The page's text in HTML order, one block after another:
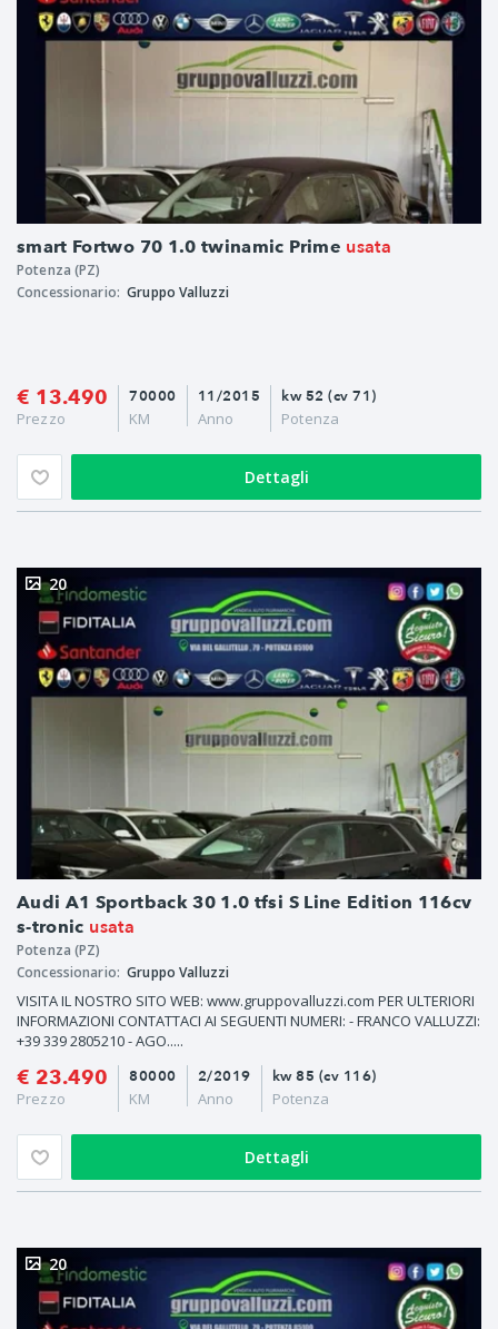
smart Fortwo 70 1.0 twinamic Prime usata
Potenza (PZ)
Concessionario: Gruppo Valluzzi
€ 13.490
Prezzo
11/2015
Anno
70000
KM
kw 52 (cv 71)
Potenza
Dettagli
Audi A1 Sportback 30 1.0 tfsi S Line Edition 116cv
s-tronic usata
20
Potenza (PZ)
Concessionario: Gruppo Valluzzi
VISITA IL NOSTRO SITO WEB: www.gruppovalluzzi.com PER ULTERIORI
INFORMAZIONI CONTATTACI AI SEGUENTI NUMERI: - FRANCO VALLUZZI:
+39 339 2805210 - AGO.....
€ 23.490
Prezzo
2/2019
Anno
80000
KM
kw 85 (cv 116)
Potenza
Dettagli
20